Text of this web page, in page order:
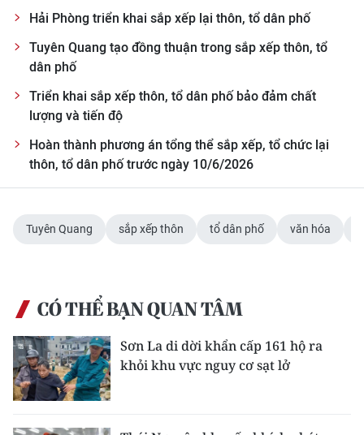
ĐỌC BÁO IN
中文
FRANÇAIS
ESPAÑOL
Hải Phòng triển khai sắp xếp lại thôn, tổ dân phố
Tuyên Quang tạo đồng thuận trong sắp xếp thôn, tổ
dân phố
Triển khai sắp xếp thôn, tổ dân phố bảo đảm chất
lượng và tiến độ
Hoàn thành phương án tổng thể sắp xếp, tổ chức lại
thôn, tổ dân phố trước ngày 10/6/2026
Tuyên Quang sắp xếp thôn tổ dân phố văn hóa
CÓ THỂ BẠN QUAN TÂM
Sơn La di dời khẩn cấp 161 hộ ra
khỏi khu vực nguy cơ sạt lở